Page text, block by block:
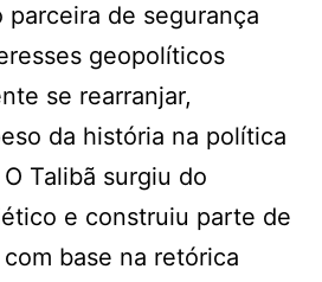
parceira de segurança
geopolíticos
se rearranjar,
da história na política
Talibã surgiu do
e construiu parte de
base na retórica